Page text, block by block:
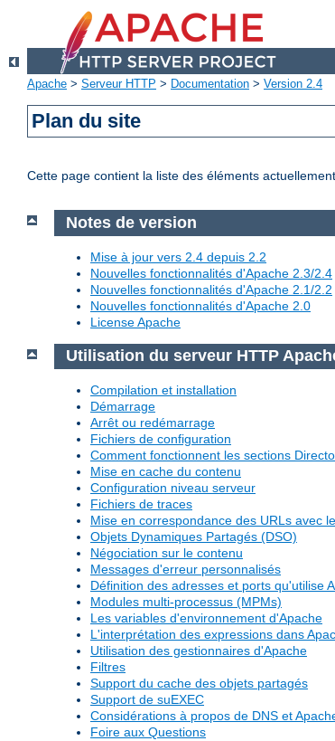
Apache > Serveur HTTP > Documentation > Version 2.4
Plan du site
Cette page contient la liste des éléments
Notes de version
Mise à jour vers 2.4 depuis 2.2
Nouvelles fonctionnalités d'Apache 2.3/2.4
Nouvelles fonctionnalités d'Apache 2.1/2.2
Nouvelles fonctionnalités d'Apache 2.0
License Apache
Utilisation du serveur HTTP
Compilation et installation
Démarrage
Arrêt ou redémarrage
Fichiers de configuration
Comment fonctionnent les sections
Mise en cache du contenu
Configuration niveau serveur
Fichiers de traces
Mise en correspondance des URLs avec
Objets Dynamiques Partagés (DSO)
Négociation sur le contenu
Messages d'erreur personnalisés
Définition des adresses et ports qu'utilise
Modules multi-processus (MPMs)
Les variables d'environnement d'Apache
L'interprétation des expressions dans
Utilisation des gestionnaires d'Apache
Filtres
Support du cache des objets partagés
Support de suEXEC
Considérations à propos de DNS et
Foire aux Questions